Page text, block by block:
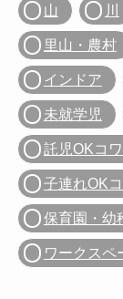
山 川
里山・農村
インドア
未就学児
託児OKコ
子連れOK
保育園・幼
ワークスペ